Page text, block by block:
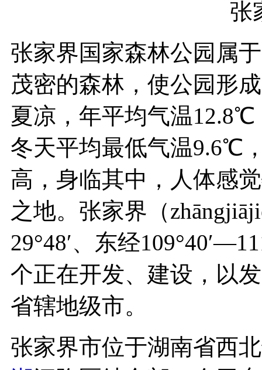
张
张家界国家森林公园属
茂密的森林，使公园形
夏凉，年平均气温
冬天平均最低气温9.6℃
高，身临其中，人体感
之地。张家界（
29°48′、东经
个正在开发、建设，以
省辖地级市。
张家界市位于湖南省西